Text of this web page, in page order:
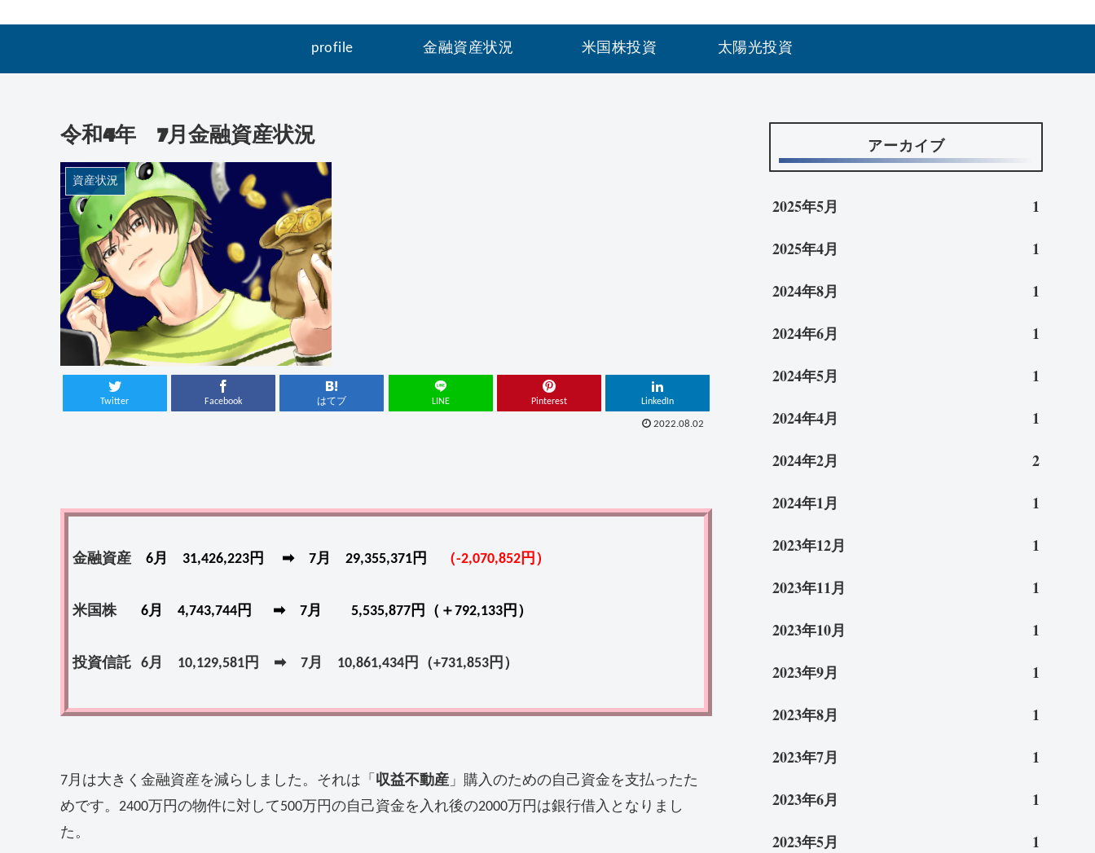
profile 金融資産状況 米国株投資 太陽光投資
令和4年 7月金融資産状況
資産状況
Twitter Facebook はてブ LINE Pinterest LinkedIn
2022.08.02
金融資産 6月 31,426,223円 ➡ 7月 29,355,371円 （-2,070,852円）
米国株 6月 4,743,744円 ➡ 7月 5,535,877円（＋792,133円）
投資信託 6月 10,129,581円 ➡ 7月 10,861,434円（+731,853円）
7月は大きく金融資産を減らしました。それは「 収益不動産 」購入のための自己資金を支払ったた
めです。2400万円の物件に対して500万円の自己資金を入れ後の2000万円は銀行借入となりまし
た。
アーカイブ
2025年5月
1
2025年4月
1
2024年8月
1
2024年6月
1
2024年5月
1
2024年4月
1
2024年2月
2
2024年1月
1
2023年12月
1
2023年11月
1
2023年10月
1
2023年9月
1
2023年8月
1
2023年7月
1
2023年6月
1
2023年5月
1